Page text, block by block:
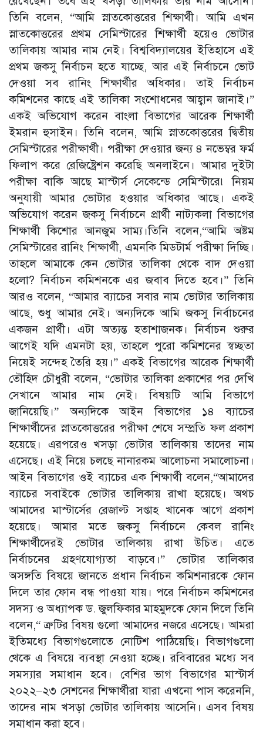
তিনি বলেন, “আমি স্নাতকোত্তরের শিক্ষার্থী। আমি এখন
স্নাতকোত্তরের প্রথম সেমিস্টারের শিক্ষার্থী হয়েও ভোটার
তালিকায় আমার নাম নেই। বিশ্ববিদ্যালয়ের ইতিহাসে এই
প্রথম জকসু নির্বাচন হতে যাচ্ছে, আর এই নির্বাচনে ভোট
দেওয়া সব রানিং শিক্ষার্থীর অধিকার। তাই নির্বাচন
কমিশনের কাছে এই তালিকা সংশোধনের আহ্বান জানাই।”
একই অভিযোগ করেন বাংলা বিভাগের আরেক শিক্ষার্থী
ইমরান হুসাইন। তিনি বলেন, আমি স্নাতকোত্তরের দ্বিতীয়
সেমিস্টারের পরীক্ষার্থী। পরীক্ষা দেওয়ার জন্য ৪ নভেম্বর ফর্ম
ফিলাপ করে রেজিষ্ট্রেশন করেছি অনলাইনে। আমার দুইটা
পরীক্ষা বাকি আছে মাস্টার্স সেকেন্ডে সেমিস্টারে৷ নিয়ম
অনুযায়ী আমার ভোটার হওয়ার অধিকার আছে। একই
অভিযোগ করেন জকসু নির্বাচনে প্রার্থী নাট্যকলা বিভাগের
শিক্ষার্থী কিশোর আনজুম সাম্য।তিনি বলেন,“আমি অষ্টম
সেমিস্টারের রানিং শিক্ষার্থী, এমনকি মিডটার্ম পরীক্ষা দিচ্ছি।
তাহলে আমাকে কেন ভোটার তালিকা থেকে বাদ দেওয়া
হলো? নির্বাচন কমিশনকে এর জবাব দিতে হবে।” তিনি
আরও বলেন, “আমার ব্যাচের সবার নাম ভোটার তালিকায়
আছে, শুধু আমার নেই। অন্যদিকে আমি জকসু নির্বাচনের
একজন প্রার্থী। এটা অত্যন্ত হতাশাজনক। নির্বাচন শুরুর
আগেই যদি এমনটা হয়, তাহলে পুরো কমিশনের স্বচ্ছতা
নিয়েই সন্দেহ তৈরি হয়।” একই বিভাগের আরেক শিক্ষার্থী
তৌহিদ চৌধুরী বলেন, “ভোটার তালিকা প্রকাশের পর দেখি
সেখানে আমার নাম নেই। বিষয়টি আমি বিভাগে
জানিয়েছি।” অন্যদিকে আইন বিভাগের ১৪ ব্যাচের
শিক্ষার্থীদের স্নাতকোত্তরের পরীক্ষা শেষে সম্প্রতি ফল প্রকাশ
হয়েছে। এরপরেও খসড়া ভোটার তালিকায় তাদের নাম
এসেছে। এই নিয়ে চলছে নানারকম আলোচনা সমালোচনা।
আইন বিভাগের ওই ব্যাচের এক শিক্ষার্থী বলেন,“আমাদের
ব্যাচের সবাইকে ভোটার তালিকায় রাখা হয়েছে। অথচ
আমাদের মাস্টার্সের রেজাল্ট সপ্তাহ খানেক আগে প্রকাশ
হয়েছে। আমার মতে জকসু নির্বাচনে কেবল রানিং
শিক্ষার্থীদেরই ভোটার তালিকায় রাখা উচিত। এতে
নির্বাচনের গ্রহণযোগ্যতা বাড়বে।” ভোটার তালিকার
অসঙ্গতি বিষয়ে জানতে প্রধান নির্বাচন কমিশনারকে ফোন
দিলে তার ফোন বন্ধ পাওয়া যায়। পরে নির্বাচন কমিশনের
সদস্য ও অধ্যাপক ড. জুলফিকার মাহমুদকে ফোন দিলে তিনি
বলেন,“ ত্রুটির বিষয় গুলো আমাদের নজরে এসেছে। আমরা
ইতিমধ্যে বিভাগগুলোতে নোটিশ পাঠিয়েছি। বিভাগগুলো
থেকে এ বিষয়ে ব্যবস্থা নেওয়া হচ্ছে। রবিবারের মধ্যে সব
সমস্যার সমাধান হবে। বেশির ভাগ বিভাগের মাস্টার্স
২০২২–২৩ সেশনের শিক্ষার্থীরা যারা এখনো পাস করেননি,
তাদের নাম খসড়া ভোটার তালিকায় আসেনি। এসব বিষয়
সমাধান করা হবে।